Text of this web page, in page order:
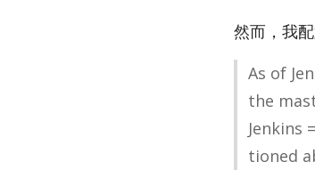
然而，我
As of
the
Jenk­ins
tioned